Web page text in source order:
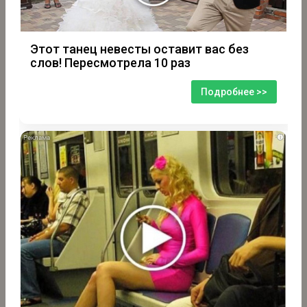
Этот танец невесты оставит вас без
слов! Пересмотрела 10 раз
Подробнее >>
i